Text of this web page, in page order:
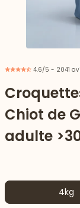
4.6/5 - 2041
Chiot de
adulte
4kg